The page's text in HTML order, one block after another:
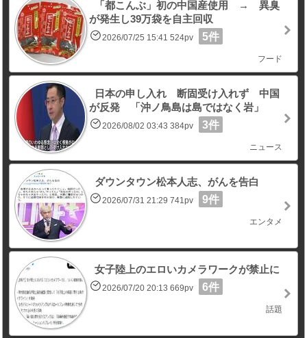
「都こんぶ」初の中国産使用 → 異臭
が発生し39万袋を自主回収
2026/07/25 15:41 524pv 5件
フード
日本の申し入れ 断固受け入れず 中国
が反発 「沖ノ鳥島は島ではなく岩」
2026/08/02 03:43 384pv 3件
ニュース
ダウンタウン松本人志、がんを告白
2026/07/31 21:29 741pv 9件
エンタメ
女子陸上のエロいカメラワークが禁止に
2026/07/20 20:13 669pv 6件
話題